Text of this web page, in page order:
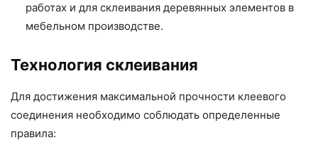
работах и для склеивания деревянных элементов в
мебельном производстве.
Технология склеивания
Для достижения максимальной прочности клеевого
соединения необходимо соблюдать определенные
правила: